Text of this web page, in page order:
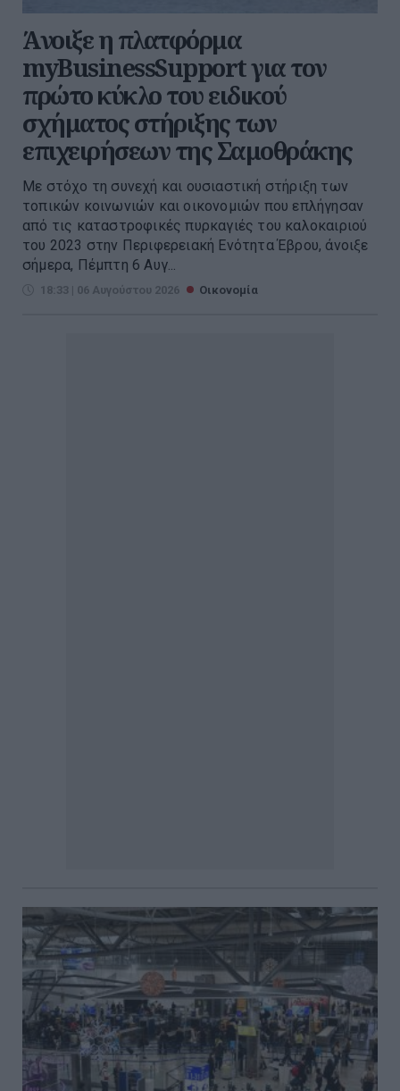
Άνοιξε η πλατφόρμα
myBusinessSupport για τον
πρώτο κύκλο του ειδικού
σχήματος στήριξης των
επιχειρήσεων της Σαμοθράκης
Με στόχο τη συνεχή και ουσιαστική στήριξη των
τοπικών κοινωνιών και οικονομιών που επλήγησαν
από τις καταστροφικές πυρκαγιές του καλοκαιριού
του 2023 στην Περιφερειακή Ενότητα Έβρου, άνοιξε
σήμερα, Πέμπτη 6 Αυγ...
18:33 | 06 Αυγούστου 2026 Οικονομία